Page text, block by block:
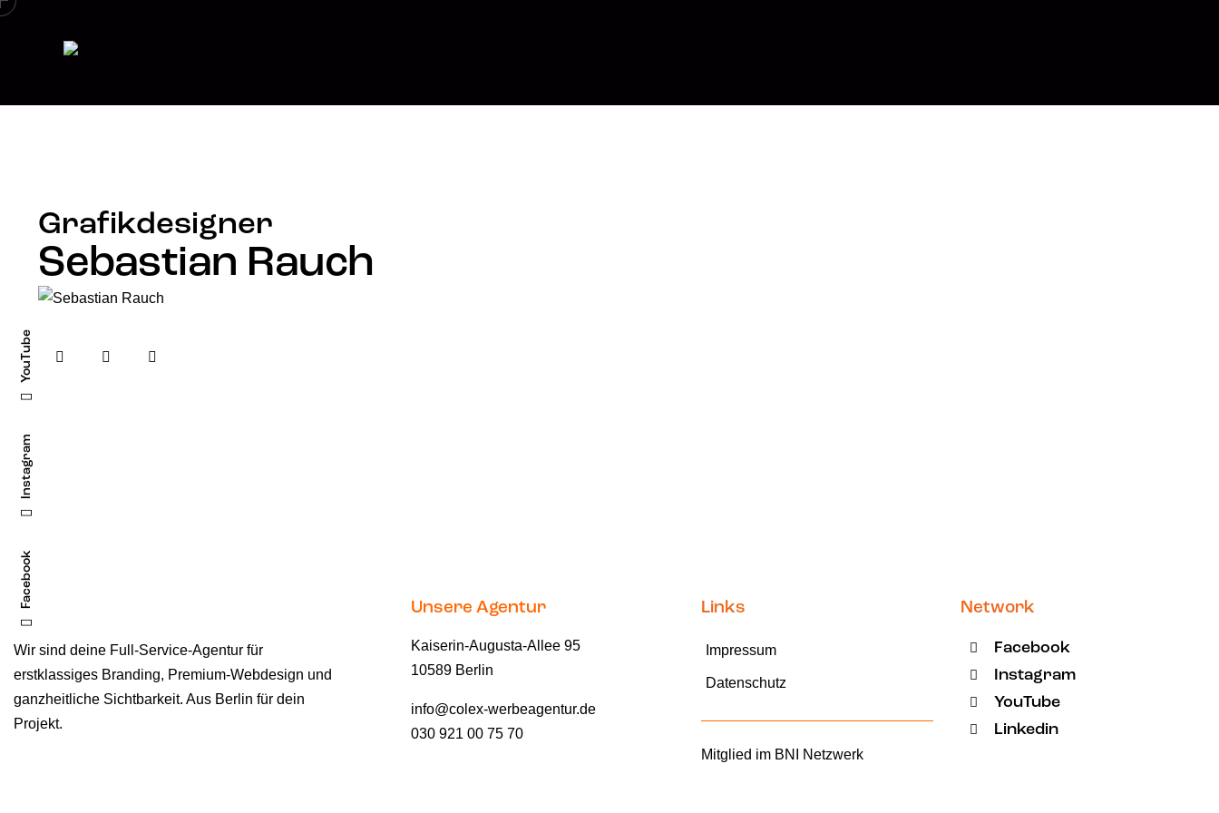
Grafikdesigner
Sebastian Rauch
Wir sind deine Full-Service-Agentur für
erstklassiges Branding, Premium-Webdesign und
ganzheitliche Sichtbarkeit. Aus Berlin für dein
Projekt.
Unsere Agentur
Kaiserin-Augusta-Allee 95
10589 Berlin
info@colex-werbeagentur.de
030 921 00 75 70
Links
Impressum
Datenschutz
Mitglied im BNI Netzwerk
Network
Facebook
Instagram
YouTube
Linkedin
Facebook
Instagram
YouTube